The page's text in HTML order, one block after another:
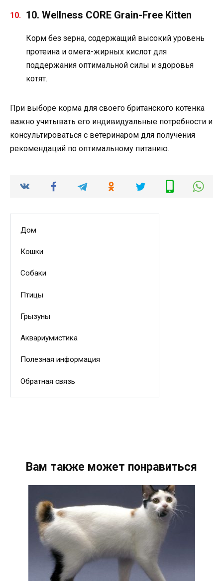
10. Wellness CORE Grain-Free Kitten
Корм без зерна, содержащий высокий уровень
протеина и омега-жирных кислот для
поддержания оптимальной силы и здоровья
котят.
При выборе корма для своего британского котенка
важно учитывать его индивидуальные потребности и
консультироваться с ветеринаром для получения
рекомендаций по оптимальному питанию.
Дом
Кошки
Собаки
Птицы
Грызуны
Аквариумистика
Полезная информация
Обратная связь
Вам также может понравиться